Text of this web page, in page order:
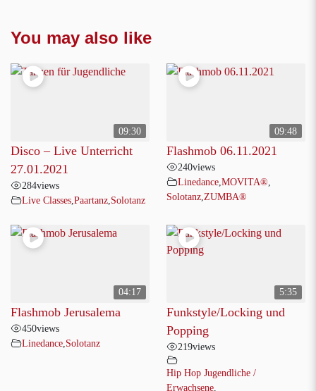
You may also like
09:30
Disco – Live Unterricht
27.01.2021
284views
Live Classes Paartanz Solotanz
09:48
Flashmob 06.11.2021
240views
Linedance MOVITA®
Solotanz ZUMBA®
04:17
Flashmob Jerusalema
450views
Linedance Solotanz
5:35
Funkstyle/Locking und
Popping
219views
Hip Hop Jugendliche /
Erwachsene